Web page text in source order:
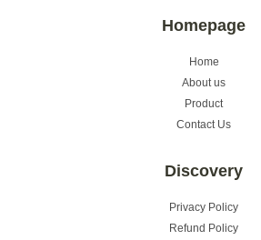
Homepage
Home
About us
Product
Contact Us
Discovery
Privacy Policy
Refund Policy